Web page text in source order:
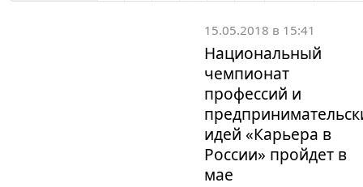
15.05.2018 в 15:41
Национальный
чемпионат
профессий и
идей «Карьера в
России» пройдет в
мае